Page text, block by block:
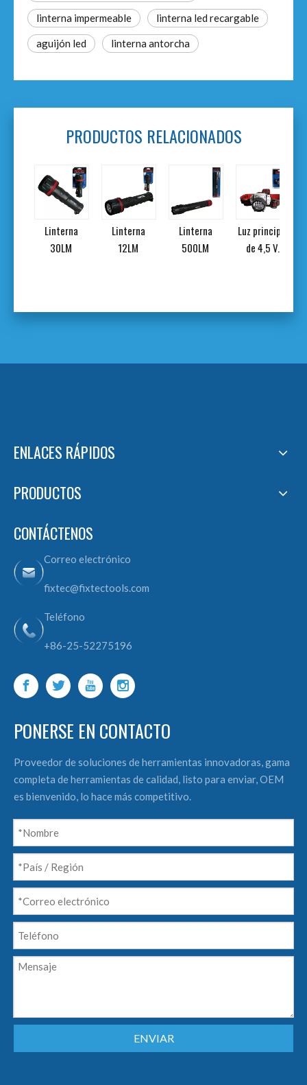
linterna impermeable linterna led recargable
aguijón led linterna antorcha
PRODUCTOS RELACIONADOS
Linterna
30LM
Linterna
12LM
Linterna
500LM
Luz principal
de 4,5 V.
ENLACES RÁPIDOS
PRODUCTOS
CONTÁCTENOS
Correo electrónico
fixtec@fixtectools.com
Teléfono
+86-25-52275196
PONERSE EN CONTACTO
Proveedor de soluciones de herramientas innovadoras, gama
completa de herramientas de calidad, listo para enviar, OEM
es bienvenido, lo hace más competitivo.
ENVIAR